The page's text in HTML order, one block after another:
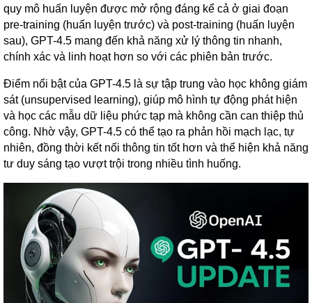
quy mô huấn luyện được mở rộng đáng kể cả ở giai đoạn
pre-training (huấn luyện trước) và post-training (huấn luyện
sau), GPT-4.5 mang đến khả năng xử lý thông tin nhanh,
chính xác và linh hoạt hơn so với các phiên bản trước.
Điểm nổi bật của GPT-4.5 là sự tập trung vào học không giám
sát (unsupervised learning), giúp mô hình tự động phát hiện
và học các mẫu dữ liệu phức tạp mà không cần can thiệp thủ
công. Nhờ vậy, GPT-4.5 có thể tạo ra phản hồi mạch lạc, tự
nhiên, đồng thời kết nối thông tin tốt hơn và thể hiện khả năng
tư duy sáng tạo vượt trội trong nhiều tình huống.